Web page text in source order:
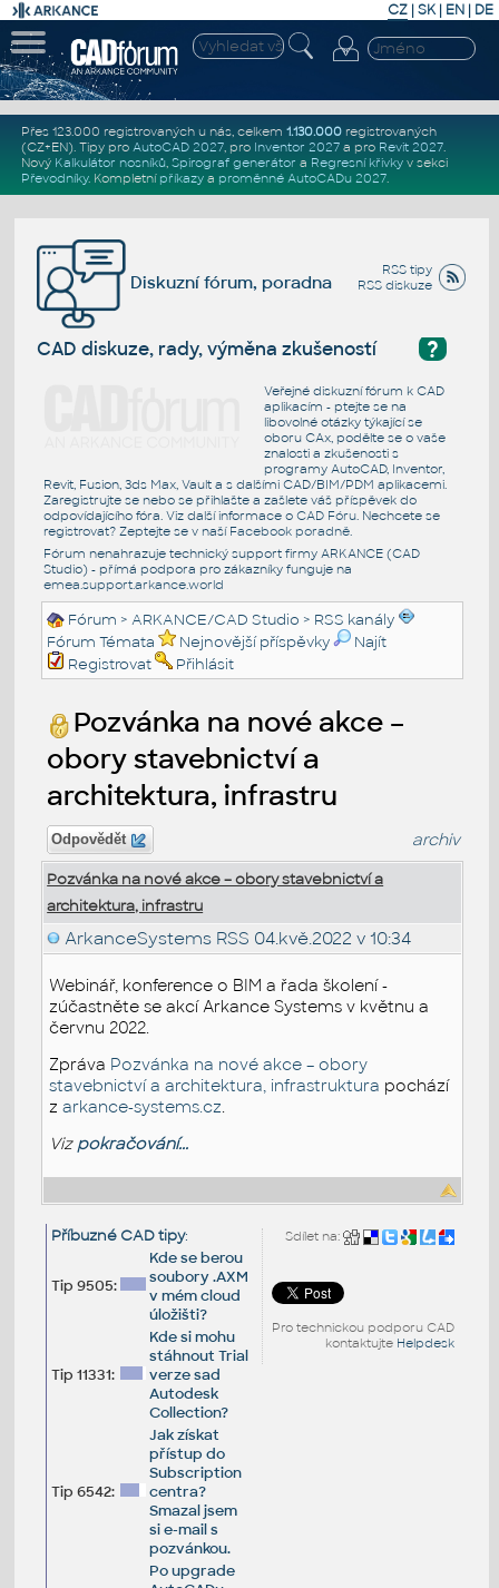
CZ | SK| EN | DE
Přes 123.000 registrovaných u nás, celkem 1.130.000registrovaných
(CZ+EN). Tipy pro AutoCAD 2027, pro Inventor 2027a pro Revit 2027.
Nový Kalkulátor nosníků, Spirograf generátor a Regresní křivkyv sekci
Převodníky. Kompletní příkazya proměnné AutoCADu 2027.
RSS tipy
RSS diskuze
Diskuzní fórum, poradna
?
CAD diskuze, rady, výměna zkušeností
Veřejné diskuzní fórum k CAD
aplikacím - ptejte se na
libovolné otázky týkající se
oboru CAx, podělte se o vaše
znalosti a zkušenosti s
programy AutoCAD, Inventor,
Revit, Fusion, 3ds Max, Vault a s dalšími CAD/BIM/PDM aplikacemi.
Zaregistrujte se nebo se přihlašte a zašlete váš příspěvek do
odpovídajícího fóra. Viz další informace o CAD Fóru. Nechcete se
registrovat? Zeptejte se v naší Facebook poradně.
Fórum nenahrazuje technický support firmy ARKANCE (CAD
Studio) - přímá podpora pro zákazníky funguje na
emea.support.arkance.world
Fórum >ARKANCE/CAD Studio > RSS kanály
Fórum Témata
Nejnovější příspěvky
Najít
Registrovat
Přihlásit
Pozvánka na nové akce –
obory stavebnictví a
architektura, infrastru
Odpovědět archiv
Pozvánka na nové akce – obory stavebnictví a
architektura, infrastru
ArkanceSystems RSS 04.kvě.2022 v 10:34
Webinář, konference o BIM a řada školení -
zúčastněte se akcí Arkance Systems v květnu a
červnu 2022.
Zpráva Pozvánka na nové akce – obory
stavebnictví a architektura, infrastruktura pochází
zarkance-systems.cz.
Viz pokračování...
Sdílet na:
Pro technickou podporu CAD
kontaktujte Helpdesk
Příbuzné CAD tipy:
Tip 9505:
Kde se berou
soubory .AXM
v mém cloud
úložišti?
Tip 11331:
Kde si mohu
stáhnout Trial
verze sad
Autodesk
Collection?
Tip 6542:
Jak získat
přístup do
Subscription
centra?
Smazal jsem
si e-mail s
pozvánkou.
Po upgrade